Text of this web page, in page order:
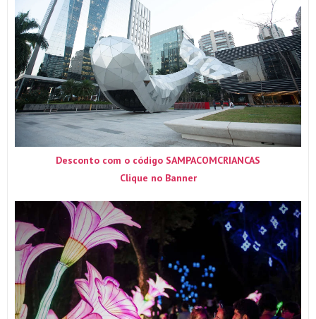
Desconto com o código SAMPACOMCRIANCAS
Clique no Banner